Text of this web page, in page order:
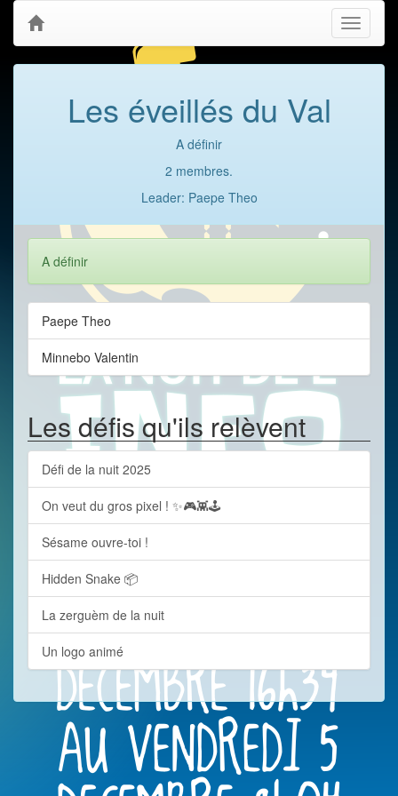
Toggle
Les éveillés du Val
A définir
2 membres.
Leader: Paepe Theo
A définir
Paepe Theo
Minnebo Valentin
Les défis qu'ils relèvent
Défi de la nuit 2025
On veut du gros pixel ! ✨🎮👾🕹️
Sésame ouvre-toi !
Hidden Snake 📦
La zerguèm de la nuit
Un logo animé